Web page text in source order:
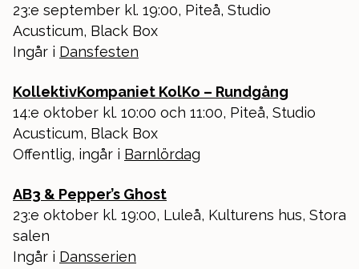
23:e september kl. 19:00, Piteå, Studio
Acusticum, Black Box
Ingår i Dansfesten
KollektivKompaniet KolKo – Rundgång
14:e oktober kl. 10:00 och 11:00, Piteå, Studio
Acusticum, Black Box
Offentlig, ingår i Barnlördag
AB3 & Pepper’s Ghost
23:e oktober kl. 19:00, Luleå, Kulturens hus, Stora
salen
Ingår i Dansserien